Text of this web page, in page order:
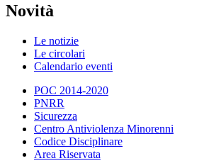
Novità
Le notizie
Le circolari
Calendario eventi
POC 2014-2020
PNRR
Sicurezza
Centro Antiviolenza Minorenni
Codice Disciplinare
Area Riservata